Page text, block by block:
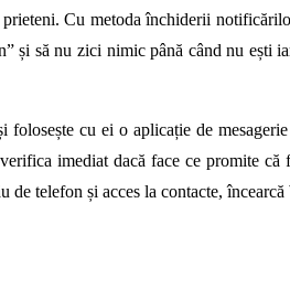
Cu metoda închiderii
și să nu zici nimic până când nu
cu ei o aplicație de
imediat dacă face ce promite că
de telefon și acces la contacte,